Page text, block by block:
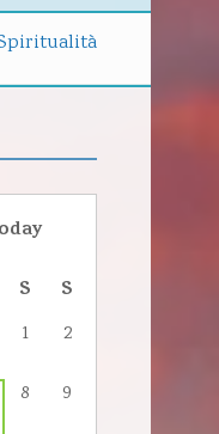
S S
1 2
8 9